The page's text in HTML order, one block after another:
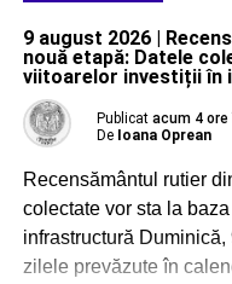
9 august 2026 |
nouă etapă: Datele
viitoarelor investiții în
Publicat acum 4 ore
De Ioana Oprean
Recensământul rutier
colectate vor sta la
infrastructură
zilele prevăzute în